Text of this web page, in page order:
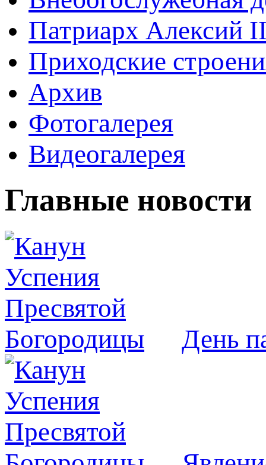
Патриарх Алексий
Приходские
Архив
Фотогалерея
Видеогалерея
Главные новости
День